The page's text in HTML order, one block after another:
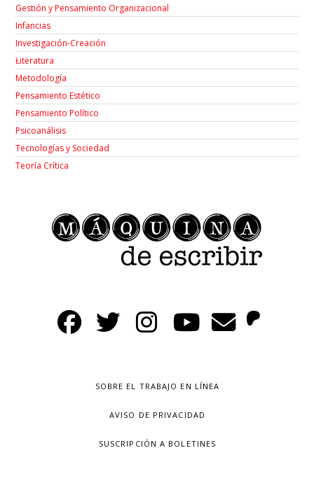
Gestión y Pensamiento Organizacional
Infancias
Investigación-Creación
Łiteratura
Metodología
Pensamiento Estético
Pensamiento Político
Psicoanálisis
Tecnologías y Sociedad
Teoría Crítica
SOBRE EL TRABAJO EN LÍNEA
AVISO DE PRIVACIDAD
SUSCRIPCIÓN A BOLETINES